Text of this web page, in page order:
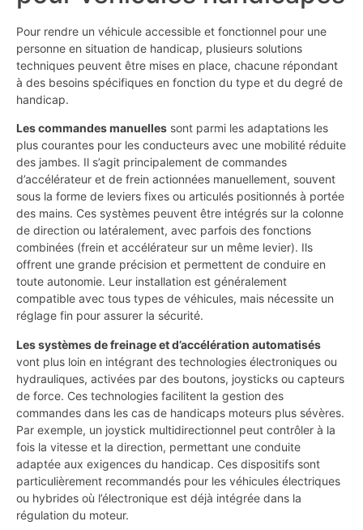
Pour rendre un véhicule accessible et fonctionnel pour une
personne en situation de handicap, plusieurs solutions
techniques peuvent être mises en place, chacune répondant
à des besoins spécifiques en fonction du type et du degré de
handicap.
Les commandes manuelles sont parmi les adaptations les
plus courantes pour les conducteurs avec une mobilité réduite
des jambes. Il s’agit principalement de commandes
d’accélérateur et de frein actionnées manuellement, souvent
sous la forme de leviers fixes ou articulés positionnés à portée
des mains. Ces systèmes peuvent être intégrés sur la colonne
de direction ou latéralement, avec parfois des fonctions
combinées (frein et accélérateur sur un même levier). Ils
offrent une grande précision et permettent de conduire en
toute autonomie. Leur installation est généralement
compatible avec tous types de véhicules, mais nécessite un
réglage fin pour assurer la sécurité.
Les systèmes de freinage et d’accélération automatisés
vont plus loin en intégrant des technologies électroniques ou
hydrauliques, activées par des boutons, joysticks ou capteurs
de force. Ces technologies facilitent la gestion des
commandes dans les cas de handicaps moteurs plus sévères.
Par exemple, un joystick multidirectionnel peut contrôler à la
fois la vitesse et la direction, permettant une conduite
adaptée aux exigences du handicap. Ces dispositifs sont
particulièrement recommandés pour les véhicules électriques
ou hybrides où l’électronique est déjà intégrée dans la
régulation du moteur.